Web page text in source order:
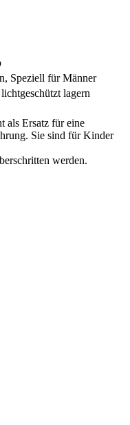
Speziell für Männer
lagern
als Ersatz für eine
Sie sind für Kinder
werden.